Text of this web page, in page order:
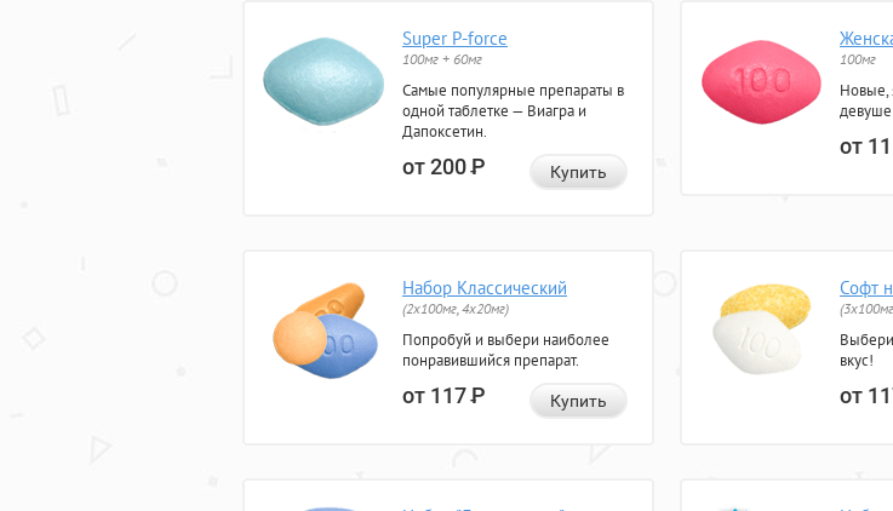
Super P-force
100мг + 60мг
Самые популярные препараты в
одной таблетке — Виагра и
Дапоксетин.
от 200Р Купить
100мг
Новые,
от
Набор Классический
(2x100мг, 4x20мг)
Попробуй и выбери наиболее
понравившийся препарат.
от 117Р Купить
Софт
вкус!
от